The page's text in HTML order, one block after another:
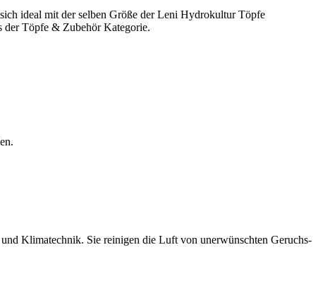
ideal mit der selben Größe der Leni Hydrokultur Töpfe
der Töpfe & Zubehör Kategorie.
Klimatechnik. Sie reinigen die Luft von unerwünschten Geruchs-